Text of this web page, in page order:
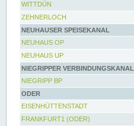
WITTDÜN
ZEHNERLOCH
NEUHAUSER SPEISEKANAL
NEUHAUS OP
NEUHAUS UP
NIEGRIPPER VERBINDUNGSKANAL
NIEGRIPP BP
ODER
EISENHÜTTENSTADT
FRANKFURT1 (ODER)